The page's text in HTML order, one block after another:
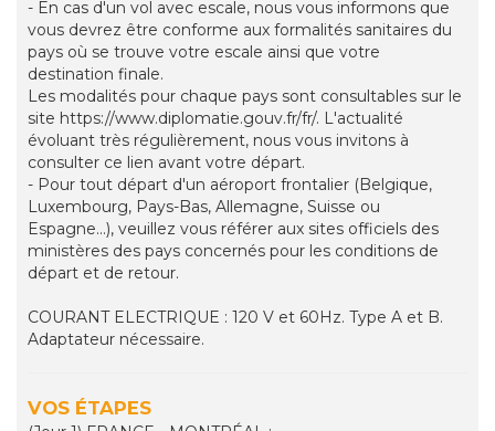
- En cas d'un vol avec escale, nous vous informons que
vous devrez être conforme aux formalités sanitaires du
pays où se trouve votre escale ainsi que votre
destination finale.
Les modalités pour chaque pays sont consultables sur le
site https://www.diplomatie.gouv.fr/fr/. L'actualité
évoluant très régulièrement, nous vous invitons à
consulter ce lien avant votre départ.
- Pour tout départ d'un aéroport frontalier (Belgique,
Luxembourg, Pays-Bas, Allemagne, Suisse ou
Espagne...), veuillez vous référer aux sites officiels des
ministères des pays concernés pour les conditions de
départ et de retour.
COURANT ELECTRIQUE : 120 V et 60Hz. Type A et B.
Adaptateur nécessaire.
VOS ÉTAPES